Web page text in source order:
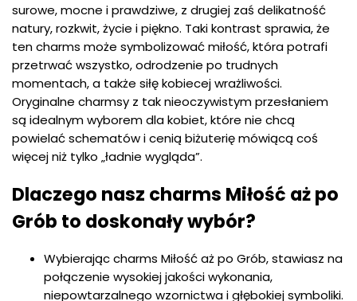
surowe, mocne i prawdziwe, z drugiej zaś delikatność
natury, rozkwit, życie i piękno. Taki kontrast sprawia, że
ten charms może symbolizować miłość, która potrafi
przetrwać wszystko, odrodzenie po trudnych
momentach, a także siłę kobiecej wrażliwości.
Oryginalne charmsy z tak nieoczywistym przesłaniem
są idealnym wyborem dla kobiet, które nie chcą
powielać schematów i cenią biżuterię mówiącą coś
więcej niż tylko „ładnie wygląda”.
Dlaczego nasz charms Miłość aż po
Grób to doskonały wybór?
Wybierając charms Miłość aż po Grób, stawiasz na
połączenie wysokiej jakości wykonania,
niepowtarzalnego wzornictwa i głębokiej symboliki.